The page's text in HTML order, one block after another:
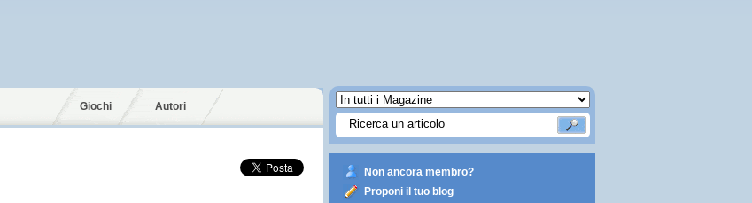
Giochi Autori
Non ancora membro?
Proponi il tuo blog